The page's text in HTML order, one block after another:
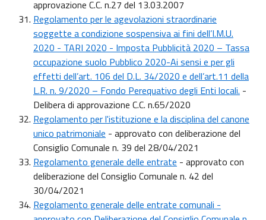
approvazione C.C. n.27 del 13.03.2007
Regolamento per le agevolazioni straordinarie
soggette a condizione sospensiva ai fini dell’I.M.U.
2020 - TARI 2020 - Imposta Pubblicità 2020 – Tassa
occupazione suolo Pubblico 2020-Ai sensi e per gli
effetti dell’art. 106 del D.L. 34/2020 e dell’art.11 della
L.R. n. 9/2020 – Fondo Perequativo degli Enti locali. -
Delibera di approvazione C.C. n.65/2020
Regolamento per l'istituzione e la disciplina del canone
unico patrimoniale - approvato con deliberazione del
Consiglio Comunale n. 39 del 28/04/2021
Regolamento generale delle entrate - approvato con
deliberazione del Consiglio Comunale n. 42 del
30/04/2021
Regolamento generale delle entrate comunali -